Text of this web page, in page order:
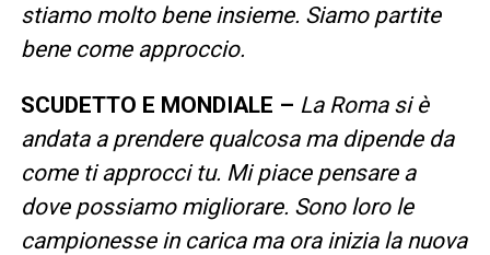
stiamo molto bene insieme. Siamo partite
bene come approccio.
SCUDETTO E MONDIALE – La Roma si è
andata a prendere qualcosa ma dipende da
come ti approcci tu. Mi piace pensare a
dove possiamo migliorare. Sono loro le
campionesse in carica ma ora inizia la nuova